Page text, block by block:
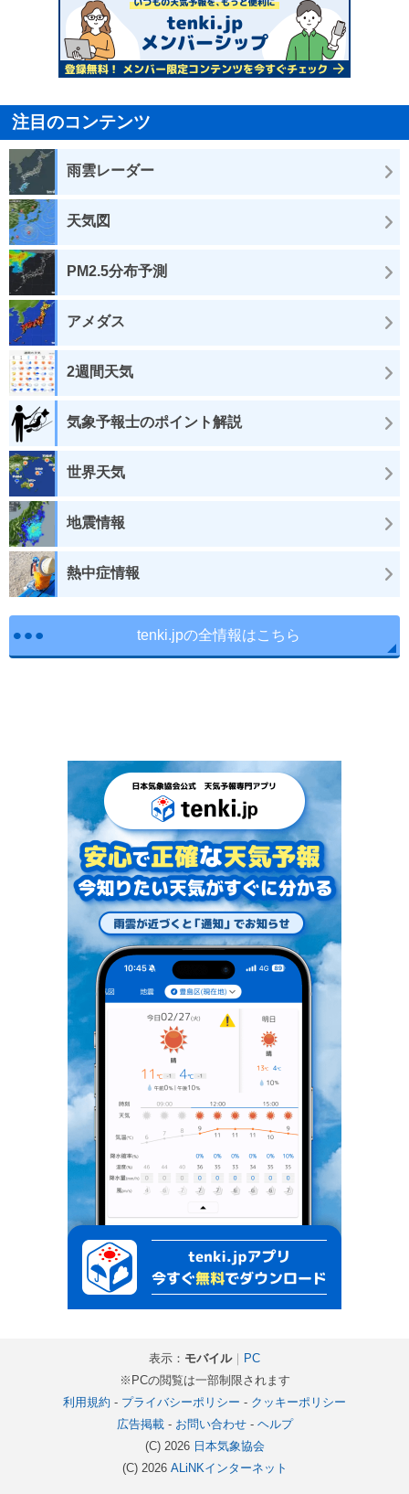
注目のコンテンツ
雨雲レーダー
天気図
PM2.5分布予測
アメダス
2週間天気
気象予報士のポイント解説
世界天気
地震情報
熱中症情報
tenki.jpの全情報はこちら
表示： モバイル｜
PC
※PCの閲覧は一部制限されます
利用規約 - プライバシーポリシー - クッキーポリシー
広告掲載- お問い合わせ- ヘルプ
(C) 2026 日本気象協会
(C) 2026 ALiNKインターネット